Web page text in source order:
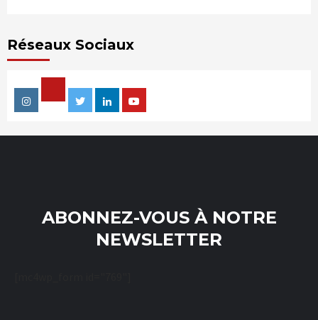
Réseaux Sociaux
Instagram
Facebook
TwitterLinkedin
ABONNEZ-VOUS À NOTRE
NEWSLETTER